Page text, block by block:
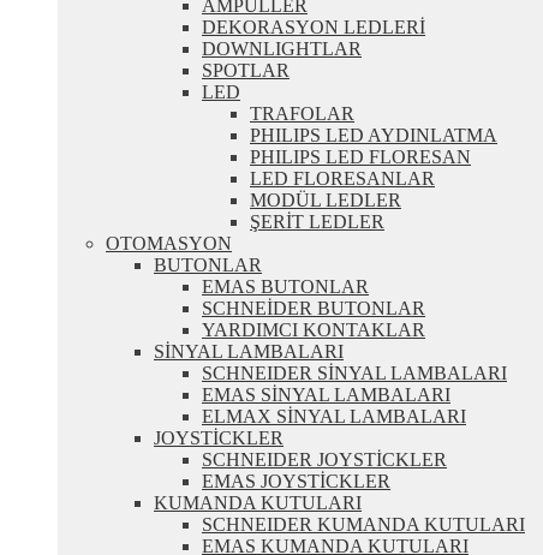
AMPULLER
DEKORASYON LEDLERİ
DOWNLIGHTLAR
SPOTLAR
LED
TRAFOLAR
PHILIPS LED AYDINLATMA
PHILIPS LED FLORESAN
LED FLORESANLAR
MODÜL LEDLER
ŞERİT LEDLER
OTOMASYON
BUTONLAR
EMAS BUTONLAR
SCHNEİDER BUTONLAR
YARDIMCI KONTAKLAR
SİNYAL LAMBALARI
SCHNEIDER SİNYAL LAMBALARI
EMAS SİNYAL LAMBALARI
ELMAX SİNYAL LAMBALARI
JOYSTİCKLER
SCHNEIDER JOYSTİCKLER
EMAS JOYSTİCKLER
KUMANDA KUTULARI
SCHNEIDER KUMANDA KUTULARI
EMAS KUMANDA KUTULARI